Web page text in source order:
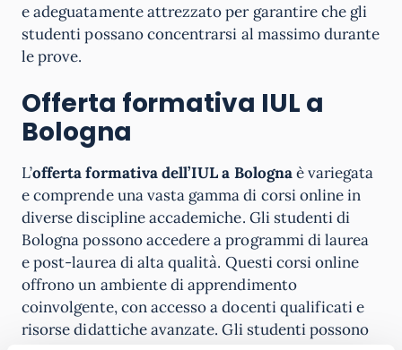
e adeguatamente attrezzato per garantire che gli
studenti possano concentrarsi al massimo durante
le prove.
Offerta formativa IUL a
Bologna
L’offerta formativa dell’IUL a Bolognaè variegata
e comprende una vasta gamma di corsi online in
diverse discipline accademiche. Gli studenti di
Bologna possono accedere a programmi di laurea
e post-laurea di alta qualità. Questi corsi online
offrono un ambiente di apprendimento
coinvolgente, con accesso a docenti qualificati e
risorse didattiche avanzate. Gli studenti possono